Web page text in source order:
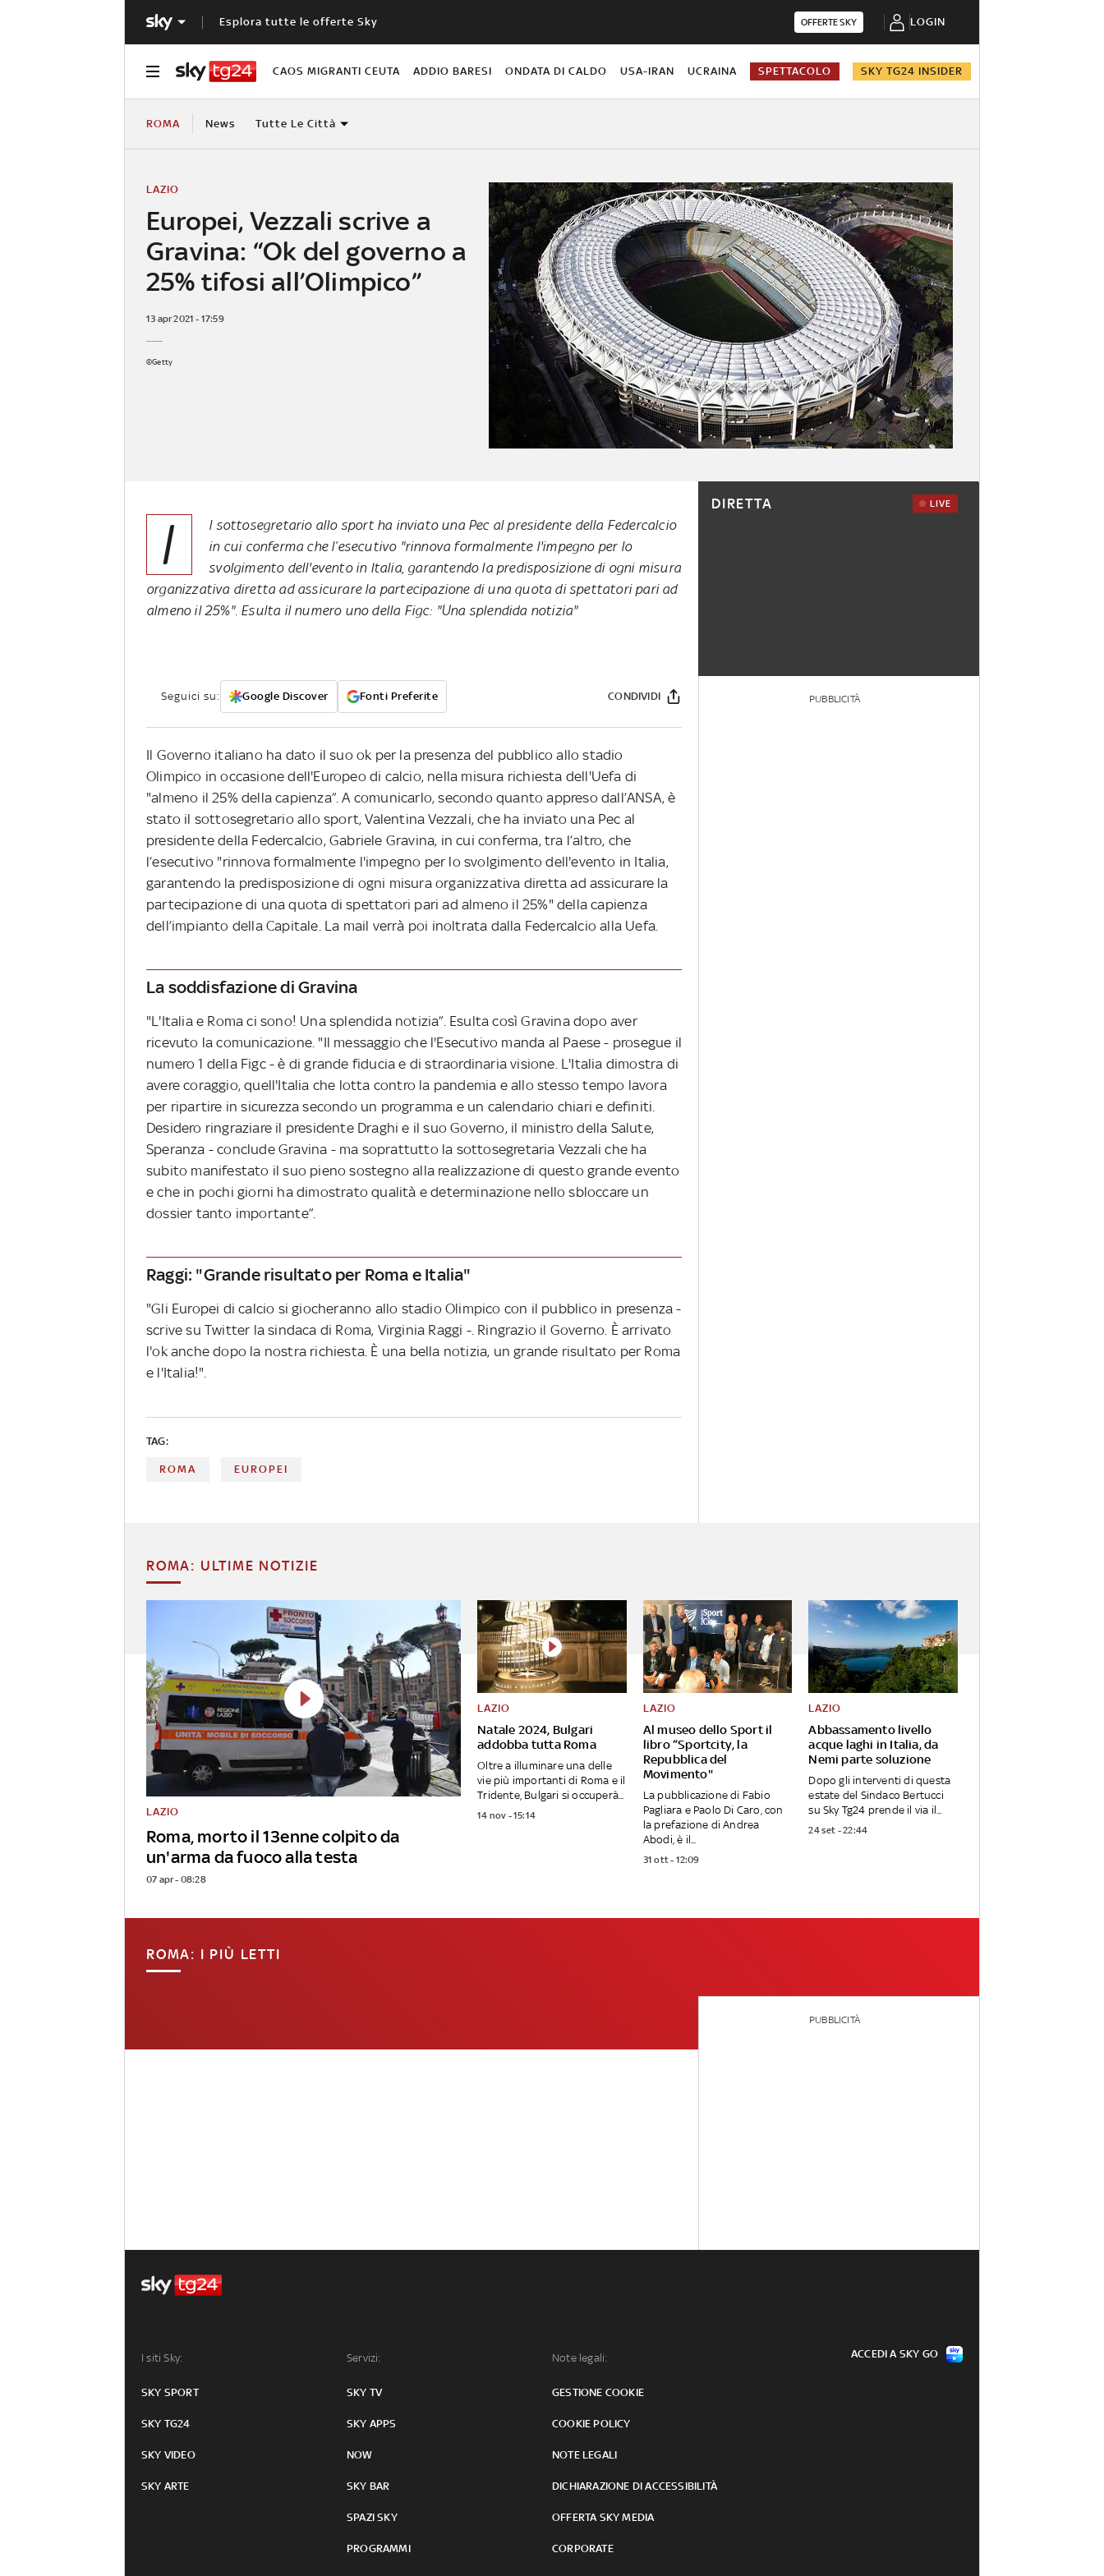
Esplora tutte le offerte Sky OFFERTE SKY LOGIN
CAOS MIGRANTI CEUTA ADDIO BARESI ONDATA DI CALDO USA-IRAN UCRAINA SPETTACOLO SKY TG24 INSIDER
ROMA News Tutte Le Città
Europei, Vezzali scrive a
Gravina: “Ok del governo a
25% tifosi all’Olimpico”
LAZIO
13 apr 2021 - 17:59
©Getty
I
l sottosegretario allo sport ha inviato una Pec al presidente della Federcalcio
in cui conferma che l’esecutivo "rinnova formalmente l'impegno per lo
svolgimento dell'evento in Italia, garantendo la predisposizione di ogni misura
organizzativa diretta ad assicurare la partecipazione di una quota di spettatori pari ad
almeno il 25%". Esulta il numero uno della Figc: "Una splendida notizia"
Seguici su: Google Discover Fonti Preferite CONDIVIDI
Il Governo italiano ha dato il suo ok per la presenza del pubblico allo stadio
Olimpico in occasione dell'Europeo di calcio, nella misura richiesta dell'Uefa di
"almeno il 25% della capienza”. A comunicarlo, secondo quanto appreso dall’ANSA, è
stato il sottosegretario allo sport, Valentina Vezzali, che ha inviato una Pec al
presidente della Federcalcio, Gabriele Gravina, in cui conferma, tra l’altro, che
l’esecutivo "rinnova formalmente l'impegno per lo svolgimento dell'evento in Italia,
garantendo la predisposizione di ogni misura organizzativa diretta ad assicurare la
partecipazione di una quota di spettatori pari ad almeno il 25%" della capienza
dell’impianto della Capitale. La mail verrà poi inoltrata dalla Federcalcio alla Uefa.
La soddisfazione di Gravina
"L'Italia e Roma ci sono! Una splendida notizia”. Esulta così Gravina dopo aver
ricevuto la comunicazione. "Il messaggio che l'Esecutivo manda al Paese - prosegue il
numero 1 della Figc - è di grande fiducia e di straordinaria visione. L'Italia dimostra di
avere coraggio, quell'Italia che lotta contro la pandemia e allo stesso tempo lavora
per ripartire in sicurezza secondo un programma e un calendario chiari e definiti.
Desidero ringraziare il presidente Draghi e il suo Governo, il ministro della Salute,
Speranza - conclude Gravina - ma soprattutto la sottosegretaria Vezzali che ha
subito manifestato il suo pieno sostegno alla realizzazione di questo grande evento
e che in pochi giorni ha dimostrato qualità e determinazione nello sbloccare un
dossier tanto importante”.
Raggi: "Grande risultato per Roma e Italia"
"Gli Europei di calcio si giocheranno allo stadio Olimpico con il pubblico in presenza -
scrive su Twitter la sindaca di Roma, Virginia Raggi -. Ringrazio il Governo. È arrivato
l'ok anche dopo la nostra richiesta. È una bella notizia, un grande risultato per Roma
e l'Italia!".
TAG:
ROMA EUROPEI
DIRETTA LIVE
PUBBLICITÀ
ROMA: ULTIME NOTIZIE
Roma, morto il 13enne colpito da
un'arma da fuoco alla testa
LAZIO
07 apr - 08:28
Natale 2024, Bulgari
addobba tutta Roma
LAZIO
Oltre a illuminare una delle
vie più importanti di Roma e il
Tridente, Bulgari si occuperà...
14 nov - 15:14
Al museo dello Sport il
libro “Sportcity, la
Repubblica del
Movimento"
LAZIO
La pubblicazione di Fabio
Pagliara e Paolo Di Caro, con
la prefazione di Andrea
Abodi, è il...
31 ott - 12:09
Abbassamento livello
acque laghi in Italia, da
Nemi parte soluzione
LAZIO
Dopo gli interventi di questa
estate del Sindaco Bertucci
su Sky Tg24 prende il via il...
24 set - 22:44
ROMA: I PIÙ LETTI
PUBBLICITÀ
I siti Sky:
SKY SPORT
SKY TG24
SKY VIDEO
SKY ARTE
Servizi:
SKY TV
SKY APPS
NOW
SKY BAR
SPAZI SKY
PROGRAMMI
Note legali:
GESTIONE COOKIE
COOKIE POLICY
NOTE LEGALI
DICHIARAZIONE DI ACCESSIBILITÀ
OFFERTA SKY MEDIA
CORPORATE
ACCEDI A SKY GO